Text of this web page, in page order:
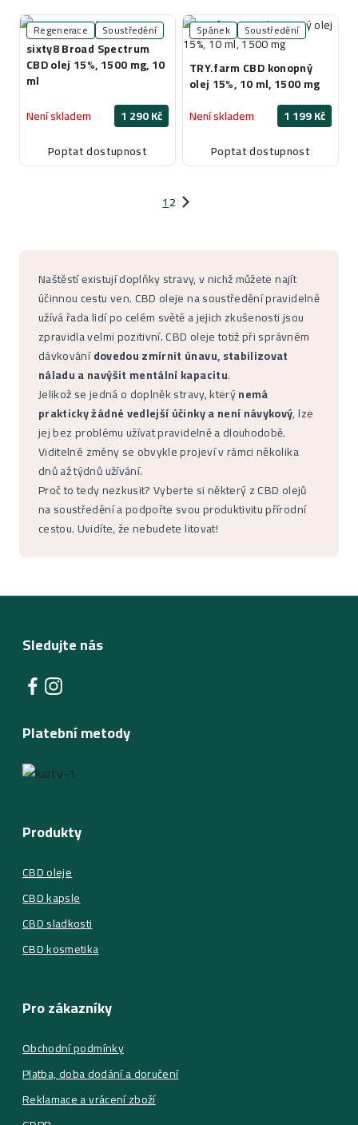
Regenerace Soustředění
sixty8 Broad Spectrum
CBD olej 15%, 1500 mg, 10
ml
Není skladem
1 290 Kč
Poptat dostupnost
Spánek Soustředění
TRY.farm CBD konopný
olej 15%, 10 ml, 1500 mg
Není skladem
1 199 Kč
Poptat dostupnost
12
Naštěstí existují doplňky stravy, v nichž můžete najít
účinnou cestu ven. CBD oleje na soustředění pravidelně
užívá řada lidí po celém světě a jejich zkušenosti jsou
zpravidla velmi pozitivní. CBD oleje totiž při správném
dávkovánídovedou zmírnit únavu, stabilizovat
náladu a navýšit mentální kapacitu.
Jelikož se jedná o doplněk stravy, kterýnemá
prakticky žádné vedlejší účinky a není návykový, lze
jej bez problému užívat pravidelně a dlouhodobě.
Viditelné změny se obvykle projeví v rámci několika
dnů až týdnů užívání.
Proč to tedy nezkusit? Vyberte si některý z CBD olejů
na soustředění a podpořte svou produktivitu přírodní
cestou. Uvidíte, že nebudete litovat!
Pro zákazníky
Obchodní podmínky
Platba, doba dodání a doručení
Reklamace a vrácení zboží
Produkty
CBD oleje
CBD kapsle
CBD sladkosti
CBD kosmetika
Sledujte nás
Platební metody